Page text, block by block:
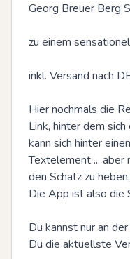
Georg Breuer Berg
zu einem
inkl. Versand nach
Hier nochmals die
Link, hinter dem
kann sich hinter
Textelement ... aber
den Schatz zu
Die App ist also die
Du kannst nur an
Du die aktuellste